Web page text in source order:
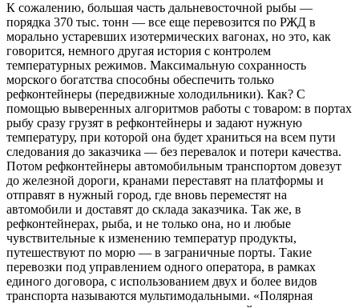
К сожалению, большая часть дальневосточной рыбы —
порядка 370 тыс. тонн — все еще перевозится по РЖД в
морально устаревших изотермических вагонах, но это, как
говорится, немного другая история с контролем
температурных режимов. Максимальную сохранность
морского богатства способны обеспечить только
рефконтейнеры (передвижные холодильники). Как? С
помощью выверенных алгоритмов работы с товаром: в портах
рыбу сразу грузят в рефконтейнеры и задают нужную
температуру, при которой она будет храниться на всем пути
следования до заказчика — без перевалок и потери качества.
Потом рефконтейнеры автомобильным транспортом довезут
до железной дороги, кранами переставят на платформы и
отправят в нужный город, где вновь переместят на
автомобили и доставят до склада заказчика. Так же, в
рефконтейнерах, рыба, и не только она, но и любые
чувствительные к изменению температур продукты,
путешествуют по морю — в заграничные порты. Такие
перевозки под управлением одного оператора, в рамках
единого договора, с использованием двух и более видов
транспорта называются мультимодальными. «Полярная